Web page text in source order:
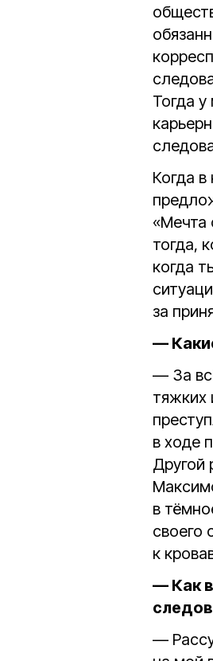
Тогда
Когда
«Мечта
тогда,
когда
за
—
— За
тяжких
в ходе
Другой
в
своего
к
— Как
—